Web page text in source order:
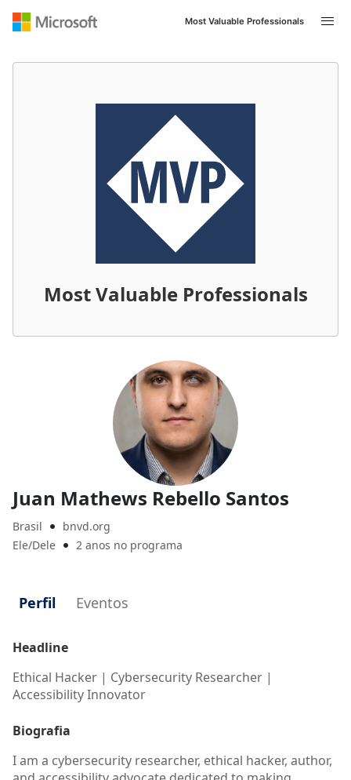
Most Valuable Professionals
Most Valuable Professionals
Juan Mathews Rebello Santos
Brasil 
bnvd.org
Ele/Dele
 2 anos no programa
Perfil Eventos
Headline
Ethical Hacker | Cybersecurity Researcher |
Accessibility Innovator
Biografia
I am a cybersecurity researcher, ethical hacker, author,